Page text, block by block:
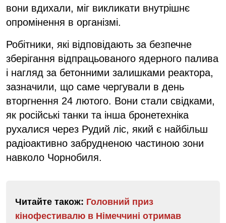
вони вдихали, міг викликати внутрішнє
опромінення в організмі.
Робітники, які відповідають за безпечне
зберігання відпрацьованого ядерного палива
і нагляд за бетонними залишками реактора,
зазначили, що саме чергували в день
вторгнення 24 лютого. Вони стали свідками,
як російські танки та інша бронетехніка
рухалися через Рудий ліс, який є найбільш
радіоактивно забрудненою частиною зони
навколо Чорнобиля.
Читайте також: Головний приз
кінофестивалю в Німеччині отримав